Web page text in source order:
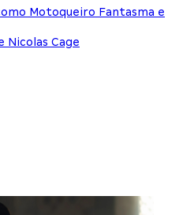
Motoqueiro Fantasma e
Nicolas Cage